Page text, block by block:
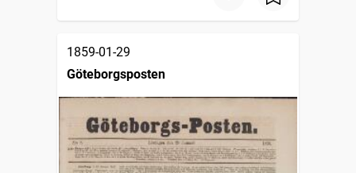
1859-01-29
Göteborgsposten